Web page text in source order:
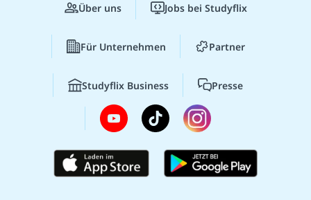
Über uns Jobs bei Studyflix
Für Unternehmen Partner
Studyflix Business Presse